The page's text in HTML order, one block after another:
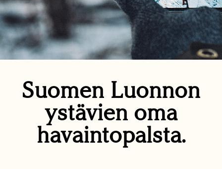
Suomen Luonnon
ystävien oma
havaintopalsta.